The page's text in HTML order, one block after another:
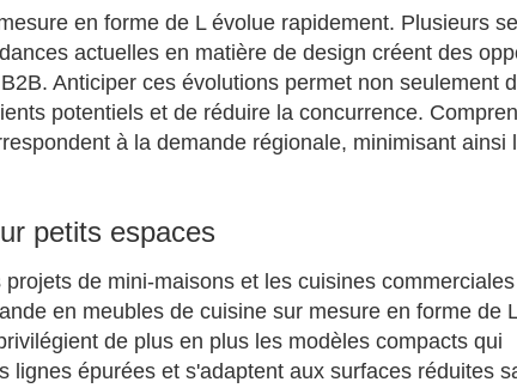
en forme de L évolue rapidement. Plusieurs
actuelles en matière de design créent des
Anticiper ces évolutions permet non seulement
potentiels et de réduire la concurrence.
à la demande régionale, minimisant ainsi
petits espaces
de mini-maisons et les cuisines commerciales
en meubles de cuisine sur mesure en forme de
de plus en plus les modèles compacts qui
lignes épurées et s'adaptent aux surfaces réduites